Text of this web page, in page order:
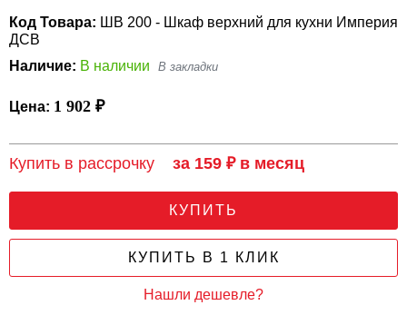
Код Товара: ШВ 200 - Шкаф верхний для кухни Империя
ДСВ
Наличие: В наличии
Цена: 1 902 ₽
Купить в рассрочку за 159 ₽ в месяц
КУПИТЬ
КУПИТЬ В 1 КЛИК
Нашли дешевле?